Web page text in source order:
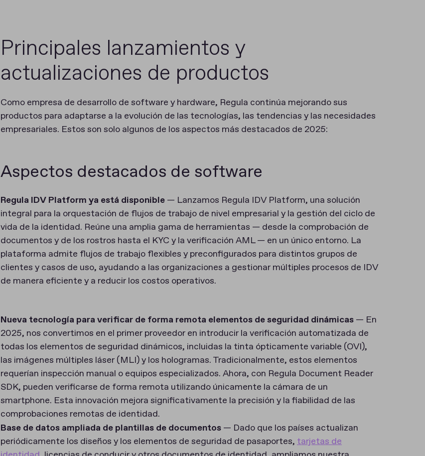
Principales lanzamientos y
actualizaciones de productos
Como empresa de desarrollo de software y hardware, Regula continúa mejorando sus
productos para adaptarse a la evolución de las tecnologías, las tendencias y las necesidades
empresariales. Estos son solo algunos de los aspectos más destacados de 2025:
Aspectos destacados de software
Regula IDV Platform ya está disponible — Lanzamos Regula IDV Platform, una solución
integral para la orquestación de flujos de trabajo de nivel empresarial y la gestión del ciclo de
vida de la identidad. Reúne una amplia gama de herramientas — desde la comprobación de
documentos y de los rostros hasta el KYC y la verificación AML — en un único entorno. La
plataforma admite flujos de trabajo flexibles y preconfigurados para distintos grupos de
clientes y casos de uso, ayudando a las organizaciones a gestionar múltiples procesos de IDV
de manera eficiente y a reducir los costos operativos.
Nueva tecnología para verificar de forma remota elementos de seguridad dinámicas — En
2025, nos convertimos en el primer proveedor en introducir la verificación automatizada de
todas los elementos de seguridad dinámicos, incluidas la tinta ópticamente variable (OVI),
las imágenes múltiples láser (MLI) y los hologramas. Tradicionalmente, estos elementos
requerían inspección manual o equipos especializados. Ahora, con Regula Document Reader
SDK, pueden verificarse de forma remota utilizando únicamente la cámara de un
smartphone. Esta innovación mejora significativamente la precisión y la fiabilidad de las
comprobaciones remotas de identidad.
Base de datos ampliada de plantillas de documentos — Dado que los países actualizan
periódicamente los diseños y los elementos de seguridad de pasaportes, tarjetas de